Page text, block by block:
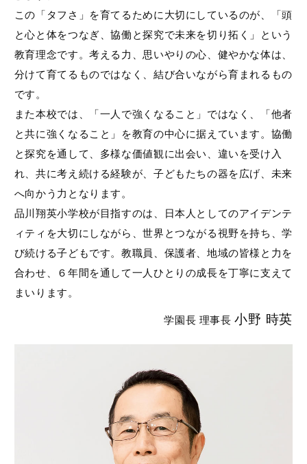
この「タフさ」を育てるために大切にしているのが、「頭
と心と体をつなぎ、協働と探究で未来を切り拓く」という
教育理念です。考える力、思いやりの心、健やかな体は、
分けて育てるものではなく、結び合いながら育まれるもの
です。
また本校では、「一人で強くなること」ではなく、「他者
と共に強くなること」を教育の中心に据えています。協働
と探究を通して、多様な価値観に出会い、違いを受け入
れ、共に考え続ける経験が、子どもたちの器を広げ、未来
へ向かう力となります。
品川翔英小学校が目指すのは、日本人としてのアイデンテ
ィティを大切にしながら、世界とつながる視野を持ち、学
び続ける子どもです。教職員、保護者、地域の皆様と力を
合わせ、６年間を通して一人ひとりの成長を丁寧に支えて
まいります。
学園長 理事長小野 時英